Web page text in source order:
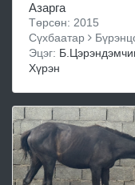
Азарга
Төрсөн: 2015
Сүхбаатар
Эцэг:
Хүрэн